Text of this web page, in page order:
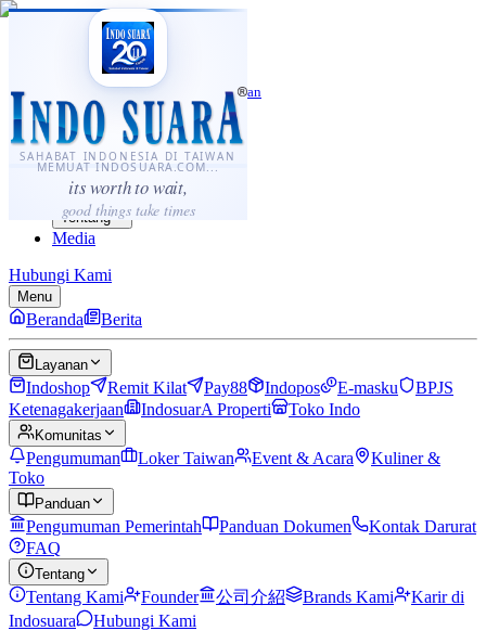
SAHABAT INDONESIA DI TAIWAN
MEMUAT INDOSUARA.COM...
its worth to wait,
good things take times
·...
⌘K
Sahabat Indonesia di Taiwan
Berita
Layanan
Komunitas
Panduan
Tentang
Media
Hubungi Kami
Menu
Beranda Berita
Layanan
Indoshop Remit Kilat Pay88 Indopos E-masku
BPJS
Ketenagakerjaan
IndosuarA Properti Toko Indo
Komunitas
Pengumuman Loker Taiwan Event & Acara
Kuliner &
Toko
Panduan
Pengumuman Pemerintah Panduan Dokumen
Kontak Darurat
FAQ
Tentang
Tentang Kami Founder 公司介紹 Brands Kami
Karir di
Indosuara
Hubungi Kami